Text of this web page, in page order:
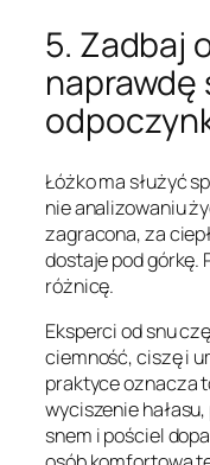
5. Zadbaj
naprawdę
Łóżko ma służyć
nie analizowaniu
zagracona, za
dostaje pod górkę.
różnicę.
Eksperci od snu
ciemność, ciszę i
praktyce oznacza
wyciszenie
snem i pościel